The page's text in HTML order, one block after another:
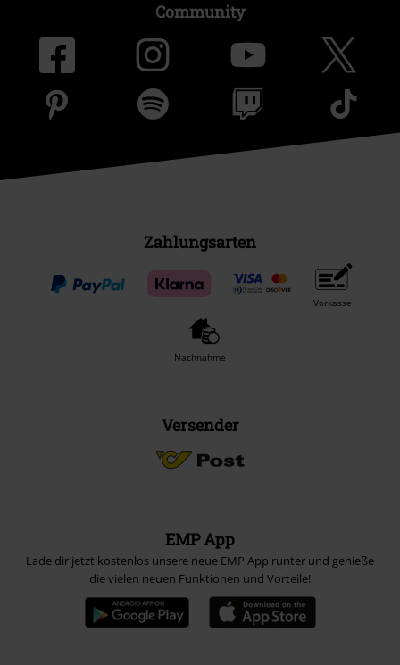
Community
Zahlungsarten
Vorkasse
Nachnahme
Versender
EMP App
Lade dir jetzt kostenlos unsere neue EMP App runter und genieße
die vielen neuen Funktionen und Vorteile!